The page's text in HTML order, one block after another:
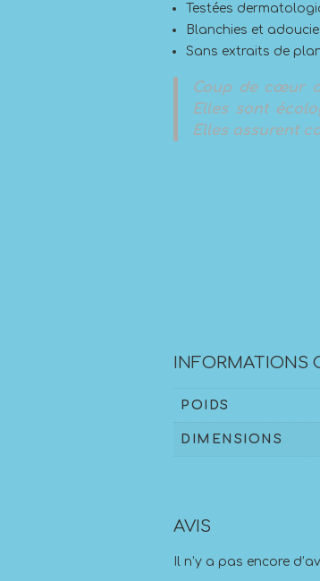
Testées
Blanchies et
Sans extraits de
Coup de cœur
Elles sont
Elles assurent
INFORMATIONS
POIDS
DIMENSIONS
AVIS
Il n’y a pas encore